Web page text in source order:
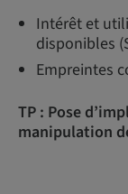
Intérêt et
disponibles
Empreintes
TP : Pose
manipulation